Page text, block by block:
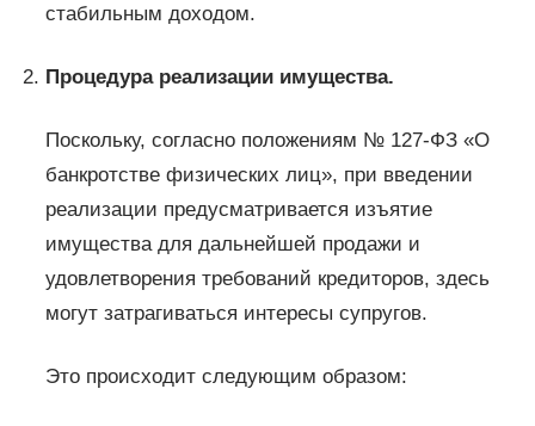
стабильным доходом.
Процедура реализации имущества.
Поскольку, согласно положениям № 127-ФЗ «О
банкротстве физических лиц», при введении
реализации предусматривается изъятие
имущества для дальнейшей продажи и
удовлетворения требований кредиторов, здесь
могут затрагиваться интересы супругов.
Это происходит следующим образом: